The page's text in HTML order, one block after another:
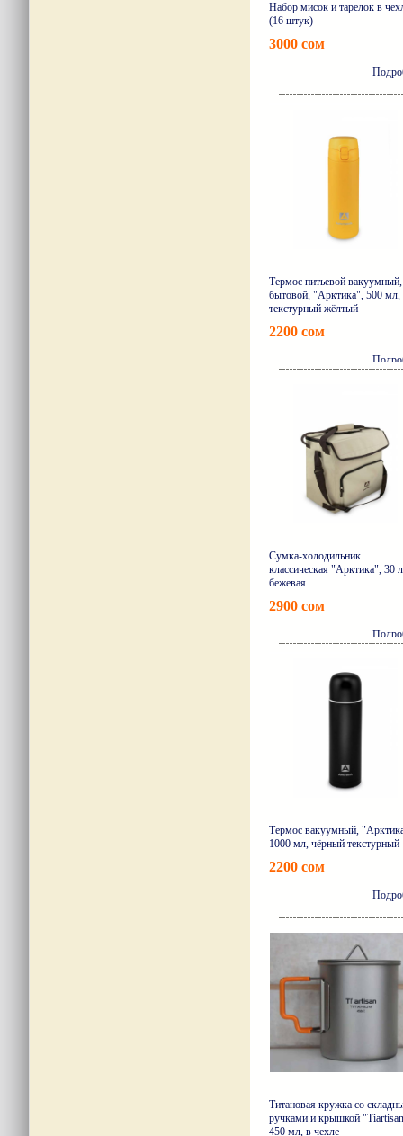
Набор мисок и тарелок в
(16 штук)
3000 сом
Термос питьевой вакуумный,
бытовой, "Арктика", 500 мл,
текстурный жёлтый
2200 сом
Сумка-холодильник
классическая "Арктика", 30
бежевая
2900 сом
Термос вакуумный,
1000 мл, чёрный текстурный
2200 сом
Титановая кружка со
ручками и крышкой
450 мл, в чехле